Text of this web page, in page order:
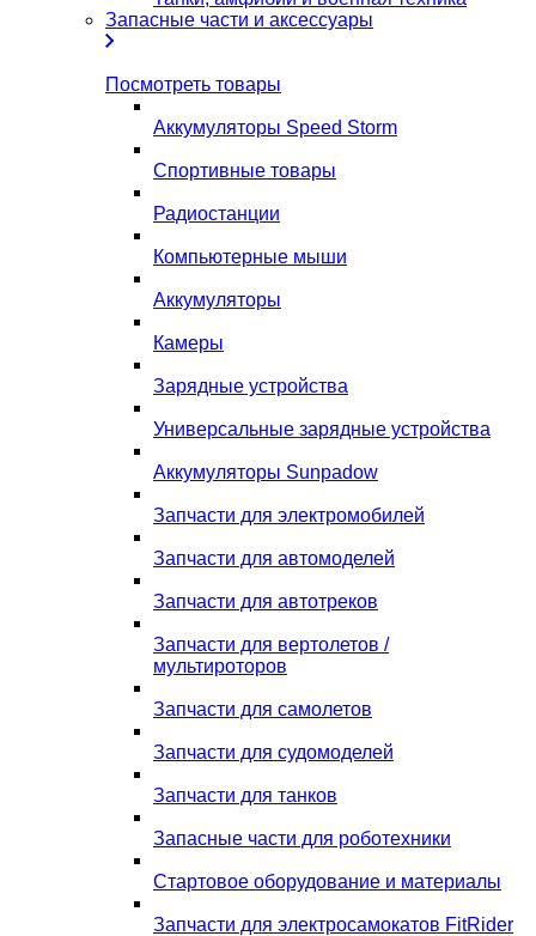
Запасные части и аксессуары
Посмотреть товары
Аккумуляторы Speed Storm
Спортивные товары
Радиостанции
Компьютерные мыши
Аккумуляторы
Камеры
Зарядные устройства
Универсальные зарядные устройства
Аккумуляторы Sunpadow
Запчасти для электромобилей
Запчасти для автомоделей
Запчасти для автотреков
Запчасти для вертолетов /
мультироторов
Запчасти для самолетов
Запчасти для судомоделей
Запчасти для танков
Запасные части для роботехники
Стартовое оборудование и материалы
Запчасти для электросамокатов FitRider